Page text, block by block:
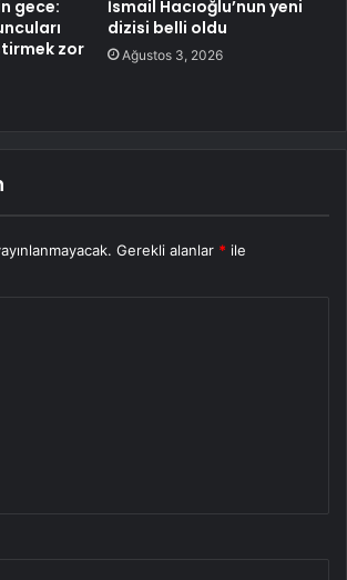
gece:
zor
İsmail Hacıoğlu’nun yeni
dizisi belli oldu
Ağustos 3, 2026
Gerekli alanlar * ile